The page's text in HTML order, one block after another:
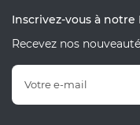
Inscrivez-vous à
Recevez nos